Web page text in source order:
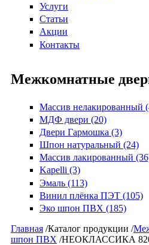
Услуги
Статьи
Акции
Контакты
Межкомнатные
Массив нелакированный
МДФ двери (20)
Двери Гармошка (3)
Шпон натуральный (24)
Массив лакированный
Kapelli (3)
Эмаль (113)
Винил плёнка ПЭТ (105)
Эко шпон ПВХ (185)
Главная /Каталог продукции /
шпон ПВХ /НЕОКЛАССИКА